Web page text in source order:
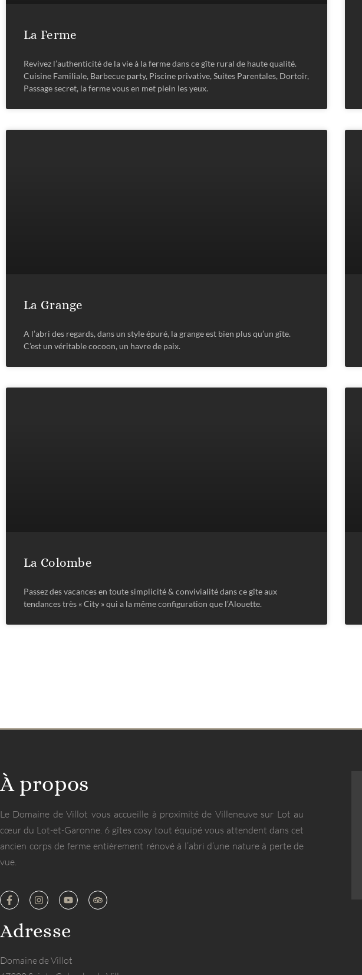
La Ferme
Revivez l’authenticité de la vie à la ferme dans ce gîte rural de haute qualité.
Cuisine Familiale, Barbecue party, Piscine privative, Suites Parentales, Dortoir,
Passage secret, la ferme vous en met plein les yeux.
La Grange
A l’abri des regards, dans un style épuré, la grange est bien plus qu’un gîte.
C’est un véritable cocoon, un havre de paix.
La Colombe
Passez des vacances en toute simplicité & convivialité dans ce gîte aux
tendances très « City » qui a la même configuration que l’Alouette.
À propos
Le Domaine de Villot vous accueille à proximité de Villeneuve sur Lot au
cœur du Lot-et-Garonne. 6 gîtes cosy tout équipé vous attendent dans cet
ancien corps de ferme entièrement rénové à l’abri d’une nature à perte de
vue.
Adresse
Domaine de Villot